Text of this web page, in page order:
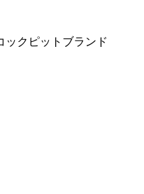
ックピットブランド